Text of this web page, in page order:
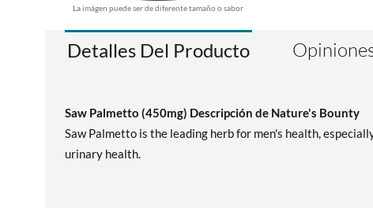
La imágen puede ser de diferente tamaño o sabor
Detalles Del Producto
Saw Palmetto (450mg) Descripción de Nature's Bounty
Saw Palmetto is the leading herb for men's health,
urinary health.